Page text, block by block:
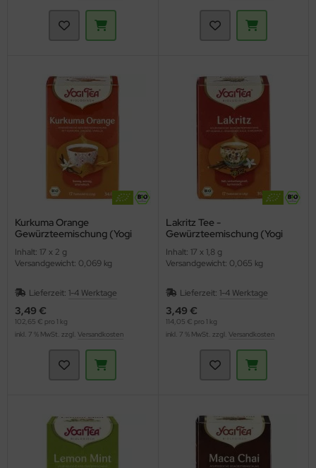
Kurkuma Orange
Gewürzteemischung (Yogi
Inhalt: 17 x 2 g
Versandgewicht: 0,069 kg
Lieferzeit: 1-4 Werktage
3,49 €
102,65 € pro 1 kg
inkl. 7 % MwSt. zzgl. Versandkosten
Lakritz Tee -
Gewürzteemischung (Yogi
Inhalt: 17 x 1,8 g
Versandgewicht: 0,065 kg
Lieferzeit: 1-4 Werktage
3,49 €
114,05 € pro 1 kg
inkl. 7 % MwSt. zzgl. Versandkosten